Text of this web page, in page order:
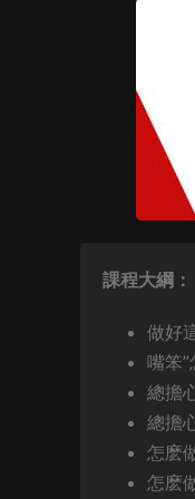
課程大綱：
做好
嘴笨
總擔
總擔
怎麽
怎麽